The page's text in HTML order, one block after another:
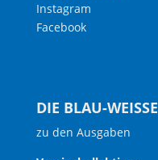
Instagram
Facebook
DIE BLAU-WEISSE
zu den Ausgaben